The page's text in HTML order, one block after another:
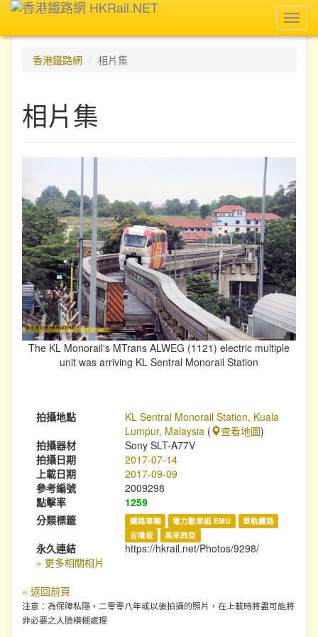
香港鐵路網
相片集
相片集
The KL Monorail's MTrans ALWEG (1121) electric multiple
unit was arriving KL Sentral Monorail Station
拍攝地點
KL Sentral Monorail Station, Kuala
Lumpur, Malaysia ( 查看地圖)
拍攝器材
Sony SLT-A77V
拍攝日期
2017-07-14
上載日期
2017-09-09
參考編號
2009298
點擊率
1259
分類標籤
鐵路車輛 電力動車組 EMU
單軌鐵路
吉隆坡
馬來西亞
永久連結
https://hkrail.net/Photos/9298/
» 更多相關相片
« 返回前頁
注意：為保障私隱，二零零八年或以後拍攝的照片，在上載時將盡可能將
非必要之人臉模糊處理